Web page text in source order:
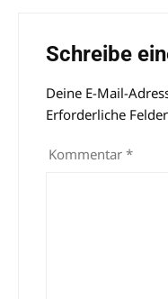
Schreibe
Deine E-Mail-
Erforderliche
Kommentar *
Alternative: